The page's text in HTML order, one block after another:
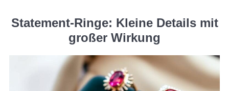
Statement-Ringe: Kleine Details mit
großer Wirkung